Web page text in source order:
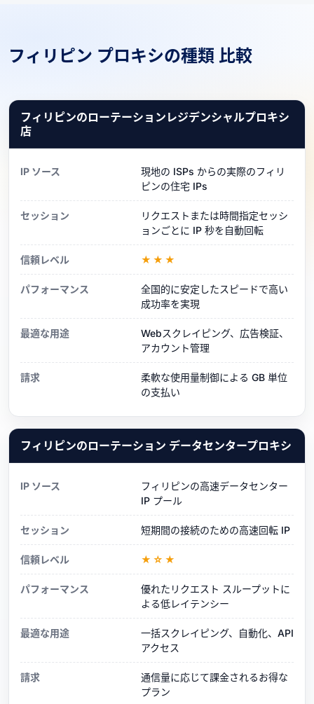
フィリピン プロキシの種類 比較
フィリピンのローテーションレジデンシャルプロキシ
店
IP ソース
現地の ISPs からの実際のフィリ
ピンの住宅 IPs
セッション
リクエストまたは時間指定セッシ
ョンごとに IP 秒を自動回転
信頼レベル ★★★
パフォーマンス
全国的に安定したスピードで高い
成功率を実現
最適な用途
Webスクレイピング、広告検証、
アカウント管理
請求
柔軟な使用量制御による GB 単位
の支払い
フィリピンのローテーション データセンタープロキシ
IP ソース
フィリピンの高速データセンター
IP プール
セッション 短期間の接続のための高速回転 IP
信頼レベル ★☆★
パフォーマンス
優れたリクエスト スループットに
よる低レイテンシー
最適な用途
一括スクレイピング、自動化、API
アクセス
請求
通信量に応じて課金されるお得な
プラン